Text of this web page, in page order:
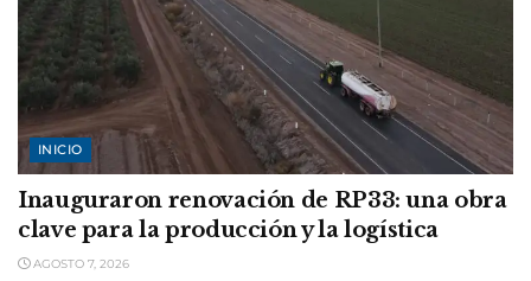
INICIO
Inauguraron renovación de RP33: una obra
clave para la producción y la logística
AGOSTO 7, 2026